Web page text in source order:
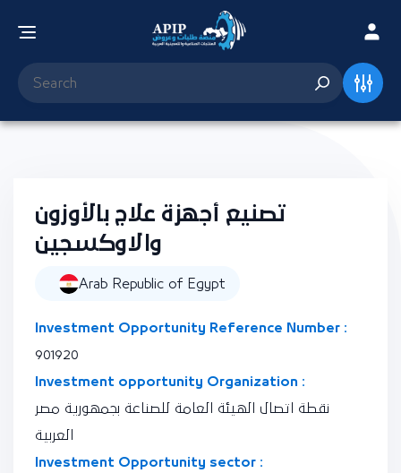
تصنيع أجهزة علاج بالأوزون
والاوكسجين
Arab Republic of Egypt
Investment Opportunity Reference Number :
901920
Investment opportunity Organization :
نقطة اتصال الهيئة العامة للصناعة بجمهورية مصر
العربية
Investment Opportunity sector :